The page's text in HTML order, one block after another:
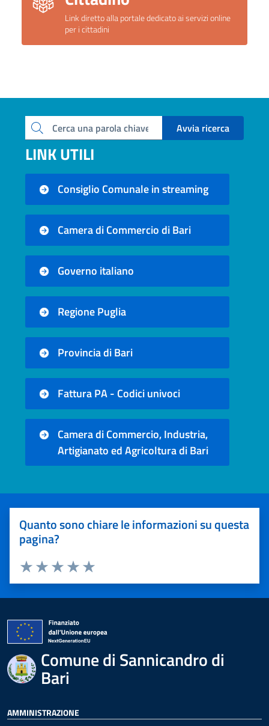
Link diretto alla portale dedicato ai servizi online
per i cittadini
Cerca una parola chiave Avvia ricerca
LINK UTILI
Consiglio Comunale in streaming
Camera di Commercio di Bari
Governo italiano
Regione Puglia
Provincia di Bari
Fattura PA - Codici univoci
Camera di Commercio, Industria,
Artigianato ed Agricoltura di Bari
Quanto sono chiare le informazioni su questa
pagina?
Valuta 5 stelle su 5
Valuta 4 stelle su 5
Valuta 3 stelle su 5
Valuta 2 stelle su 5
Valuta 1 stelle su 5
Comune di Sannicandro di
Bari
AMMINISTRAZIONE